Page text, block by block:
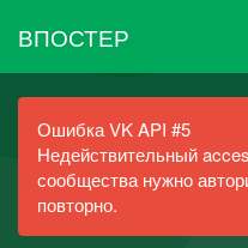
ВПОСТЕР
Ошибка VK API #5
Недействительный
сообщества нужно
повторно.